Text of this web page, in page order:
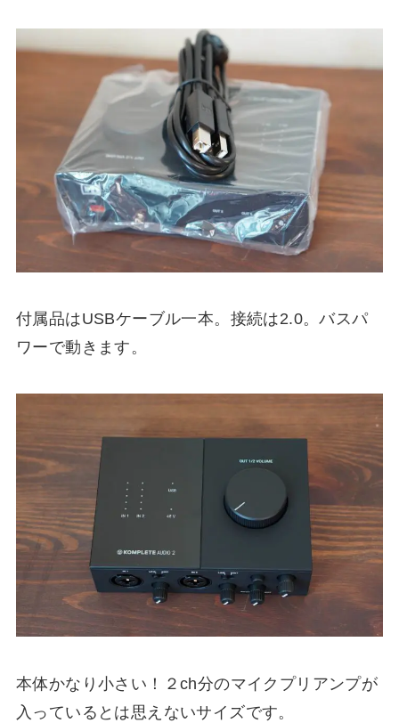
付属品はUSBケーブル一本。接続は2.0。バスパ
ワーで動きます。
本体かなり小さい！２ch分のマイクプリアンプが
入っているとは思えないサイズです。